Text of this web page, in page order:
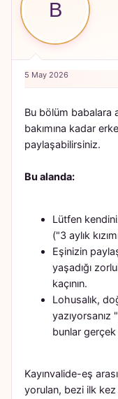
u
ş
a
n
ı
t
h
i
B
5 May 2026
Bu bölüm babalara
bakımına kadar
paylaşabilirsiniz.
Bu alanda:
Lütfen
("3 aylık
Eşinizin
yaşadığı
kaçının.
Lohusalık,
yazıyorsanız
bunlar gerçek
Kayınvalide-eş
yorulan, bezi ilk